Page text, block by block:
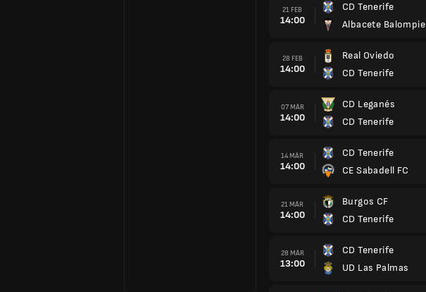
21 FEB
14:00
CD Tenerife
Albacete Balompie
28 FEB
14:00
Real Oviedo
CD Tenerife
07 MÄR
14:00
CD Leganés
CD Tenerife
14 MÄR
14:00
CD Tenerife
CE Sabadell FC
21 MÄR
14:00
Burgos CF
CD Tenerife
28 MÄR
13:00
CD Tenerife
UD Las Palmas